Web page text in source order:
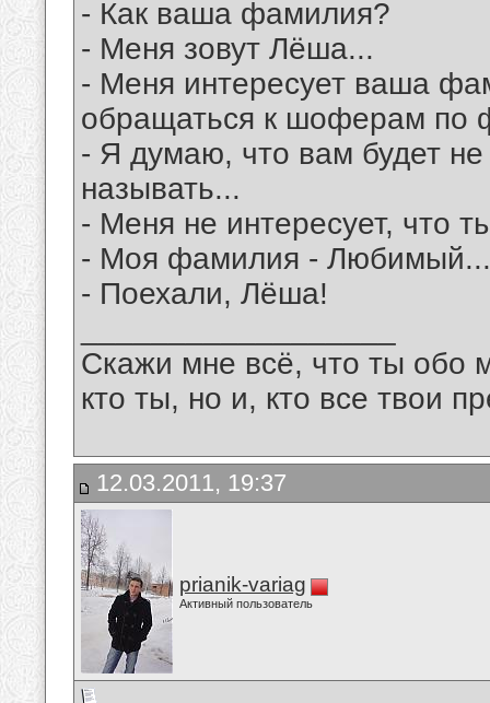
- Как ваша фамилия?
- Меня зовут Лёша...
- Меня интересует ваша
обращаться к шоферам по
- Я думаю, что вам будет
называть...
- Меня не интересует, что
- Моя фамилия - Любимый...
- Поехали, Лёша!
Скажи мне всё, что ты обо
кто ты, но и, кто все твои
12.03.2011, 19:37
prianik-variag
Активный пользователь